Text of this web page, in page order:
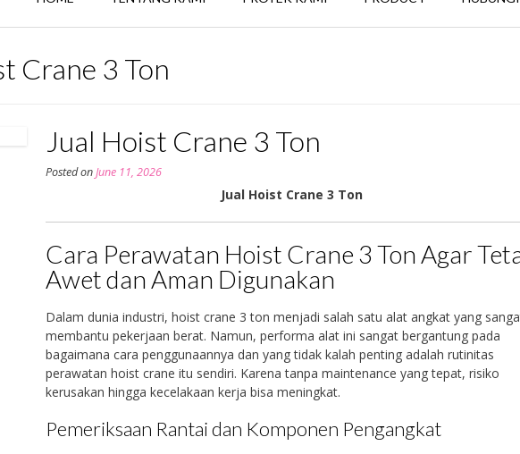
Crane 3 Ton
Jual Hoist Crane 3 Ton
Posted onJune 11, 2026
Jual Hoist Crane 3 Ton
Cara Perawatan Hoist Crane 3 Ton Agar
Awet dan Aman Digunakan
Dalam dunia industri, hoist crane 3 ton menjadi salah satu alat angkat yang
membantu pekerjaan berat. Namun, performa alat ini sangat bergantung pada
bagaimana cara penggunaannya dan yang tidak kalah penting adalah rutinitas
perawatan hoist crane itu sendiri. Karena tanpa maintenance yang tepat, risiko
kerusakan hingga kecelakaan kerja bisa meningkat.
Pemeriksaan Rantai dan Komponen Pengangkat